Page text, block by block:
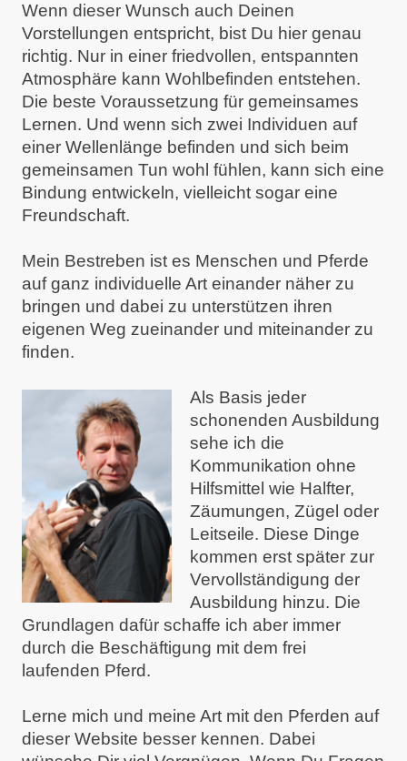
Wenn dieser Wunsch auch Deinen
Vorstellungen entspricht, bist Du hier genau
richtig. Nur in einer friedvollen, entspannten
Atmosphäre kann Wohlbefinden entstehen.
Die beste Voraussetzung für gemeinsames
Lernen. Und wenn sich zwei Individuen auf
einer Wellenlänge befinden und sich beim
gemeinsamen Tun wohl fühlen, kann sich eine
Bindung entwickeln, vielleicht sogar eine
Freundschaft.
Mein Bestreben ist es Menschen und Pferde
auf ganz individuelle Art einander näher zu
bringen und dabei zu unterstützen ihren
eigenen Weg zueinander und miteinander zu
finden.
Als Basis jeder
schonenden Ausbildung
sehe ich die
Kommunikation ohne
Hilfsmittel wie Halfter,
Zäumungen, Zügel oder
Leitseile. Diese Dinge
kommen erst später zur
Vervollständigung der
Ausbildung hinzu. Die
Grundlagen dafür schaffe ich aber immer
durch die Beschäftigung mit dem frei
laufenden Pferd.
Lerne mich und meine Art mit den Pferden auf
dieser Website besser kennen. Dabei